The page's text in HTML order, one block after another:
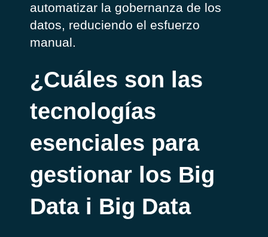
automatizar la gobernanza de los
datos, reduciendo el esfuerzo
manual.
¿Cuáles son las
tecnologías
esenciales para
gestionar los Big
Data i Big Data